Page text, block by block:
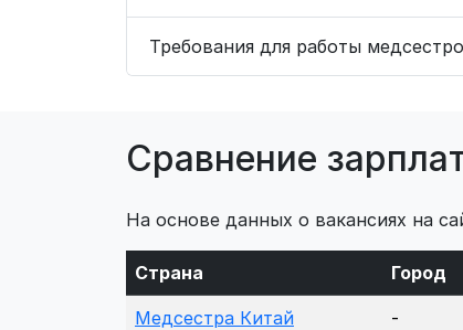
Требования для работы
Сравнение
На основе данных о вакансиях на
Страна Город
Медсестра Китай -